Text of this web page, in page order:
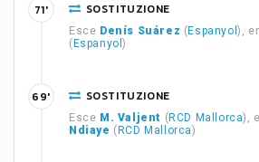
SOSTITUZIONE
Esce Denís Suárez ( Espanyol),
( Espanyol)
71'
SOSTITUZIONE
Esce M. Valjent ( RCD Mallorca),
Ndiaye ( RCD Mallorca)
69'